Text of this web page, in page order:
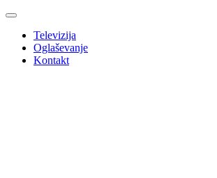
Televizija
Oglaševanje
Kontakt